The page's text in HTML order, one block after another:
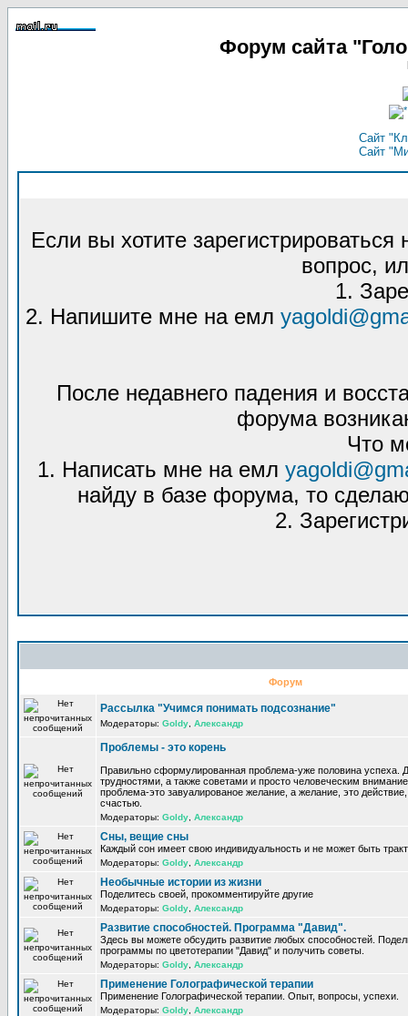
Форум сайта
Сайт
Сайт
Если вы хотите
вопрос,
1.
2. Напишите мне на емл
После недавнего падения и
форума
Что
1. Написать мне на емл
найду в базе форума, то
2.
Форум
Рассылка "Учимся понимать подсознание"
Модераторы: Goldy Александр
Проблемы - это корень
Правильно сформулированная проблема-уже половина успеха.
трудностями, а также советами и просто человеческим
проблема-это завуалированое желание, а желание, это
счастью.
Модераторы: Goldy Александр
Сны, вещие сны
Каждый сон имеет свою индивидуальность и не может быть
Модераторы: Goldy Александр
Необычные истории из жизни
Поделитесь своей, прокомментируйте другие
Модераторы: Goldy Александр
Развитие способностей. Программа "Давид".
Здесь вы можете обсудить развитие любых способностей.
программы по цветотерапии "Давид" и получить советы.
Модераторы: Goldy Александр
Применение Голографической терапии
Применение Голографической терапии. Опыт, вопросы, успехи.
Модераторы: Goldy Александр